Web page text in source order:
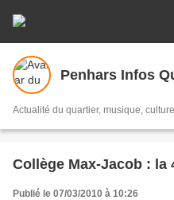
Penhars Infos
Actualité du quartier, musique,
Collège Max-Jacob : la
Publié le 07/03/2010 à 10:26